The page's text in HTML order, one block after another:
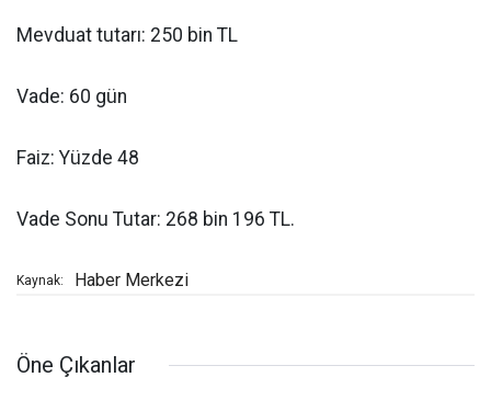
Mevduat tutarı: 250 bin TL
Vade: 60 gün
Faiz: Yüzde 48
Vade Sonu Tutar: 268 bin 196 TL.
Kaynak: Haber Merkezi
Öne Çıkanlar